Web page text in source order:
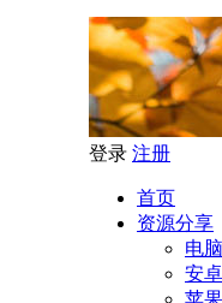
登录 注册
首页
资源分享
电
安
苹